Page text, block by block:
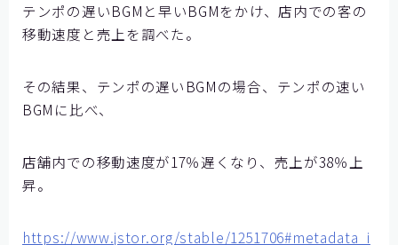
テンポの遅いBGMと早いBGMをかけ、店内での客の
移動速度と売上を調べた。
その結果、テンポの遅いBGMの場合、テンポの速い
BGMに比べ、
店舗内での移動速度が17％遅くなり、売上が38％上
昇。
https://www.jstor.org/stable/1251706#metadata_i